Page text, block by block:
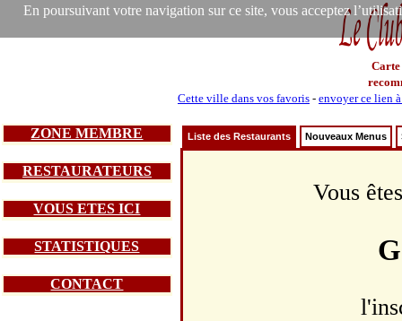
En poursuivant votre navigation sur ce site, vous acceptez
Carte
Cette ville dans vos favoris - envoyer ce lien
ZONE MEMBRE
RESTAURATEURS
VOUS ETES ICI
STATISTIQUES
CONTACT
Liste des Restaurants Nouveaux Menus
Vous